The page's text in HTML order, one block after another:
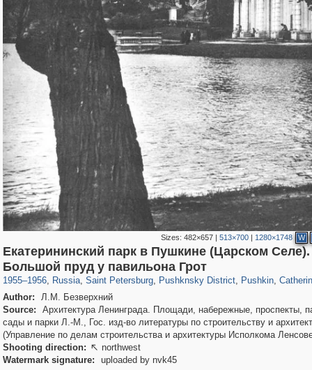
Sizes: 482×657| 513×700| 1280×1748 W
Екатерининский парк в Пушкине (Царском Селе).
Большой пруд у павильона Грот
1955–1956, Russia
1,407,232 29,248
, Saint Petersburg
197,252 5,714
, Pushknsky District
11,385 655
, Pushkin,
Author:
Л.М. Безверхний
Source:
Архитектура Ленинграда. Площади, набережные, проспекты,
сады и парки Л.-М., Гос. изд-во литературы по строительству и
(Управление по делам строительства и архитектуры Исполкома
Shooting direction:  northwest
Watermark signature:
uploaded by nvk45